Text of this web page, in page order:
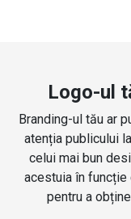
Logo-ul
Branding-ul tău ar
atenția publicului
celui mai bun
acestuia în
pentru a